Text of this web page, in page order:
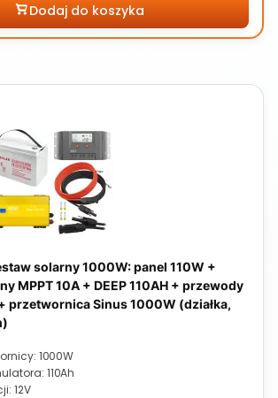
Dodaj do koszyka
solarny 1000W: panel 110W +
MPPT 10A + DEEP 110AH + przewody
przetwornica Sinus 1000W (działka,
1000W
110Ah
12V